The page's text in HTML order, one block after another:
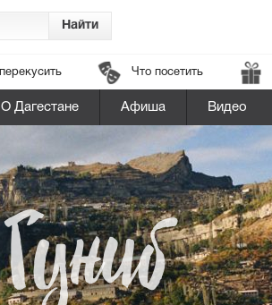
перекусить Что посетить
О Дагестане Афиша Видео
Гуниб